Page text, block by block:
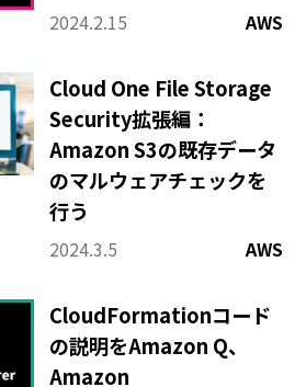
2024.2.15 AWS
Cloud One File Storage
Security拡張編：
Amazon S3の既存データ
のマルウェアチェックを
行う
2024.3.5 AWS
CloudFormationコード
の説明をAmazon Q、
Amazon